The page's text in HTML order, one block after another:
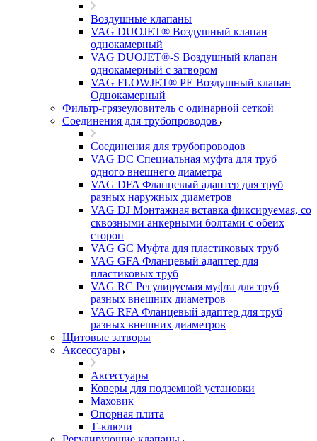
Воздушные клапаны
VAG DUOJET® Воздушный клапан
однокамерный
VAG DUOJET®-S Воздушный клапан
однокамерный с затвором
VAG FLOWJET® PE Воздушный клапан
Однокамерный
Фильтр-грязеуловитель с одинарной сеткой
Соединения для трубопроводов
Соединения для трубопроводов
VAG DC Специальная муфта для труб
одного внешнего диаметра
VAG DFA Фланцевый адаптер для труб
разных наружных диаметров
VAG DJ Монтажная вставка фиксируемая, со
сквозными анкерными болтами с обеих
сторон
VAG GC Муфта для пластиковых труб
VAG GFA Фланцевый адаптер для
пластиковых труб
VAG RC Регулируемая муфта для труб
разных внешних диаметров
VAG RFA Фланцевый адаптер для труб
разных внешних диаметров
Щитовые затворы
Аксессуары
Аксессуары
Коверы для подземной установки
Маховик
Опорная плита
Т-ключи